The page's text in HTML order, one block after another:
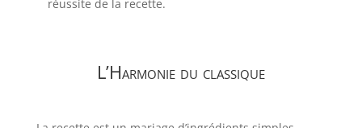
réussite de la recette.
L’Harmonie du classique